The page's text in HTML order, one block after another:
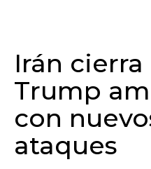
Irán
Trump
con
ataques